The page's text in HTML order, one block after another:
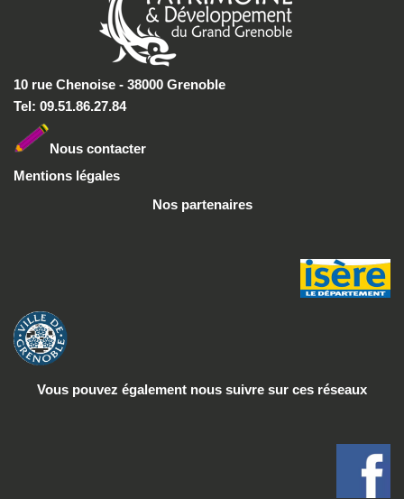
10 rue Chenoise - 38000 Grenoble
Tel: 09.51.86.27.84
Nous contacter
Mentions légales
Nos partenaires
Vous pouvez également nous suivre sur ces réseaux